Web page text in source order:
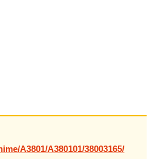
A3801/A380101/38003165/